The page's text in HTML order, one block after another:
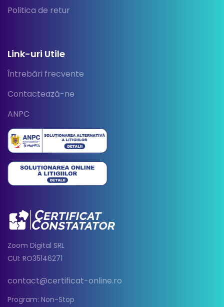
Politica de retur
Link-uri Utile
Întrebări frecvente
Contactează-ne
ANPC
Zoom Digital SRL
CUI: RO35146271
contact@certificat-online.ro
Program: Non-Stop